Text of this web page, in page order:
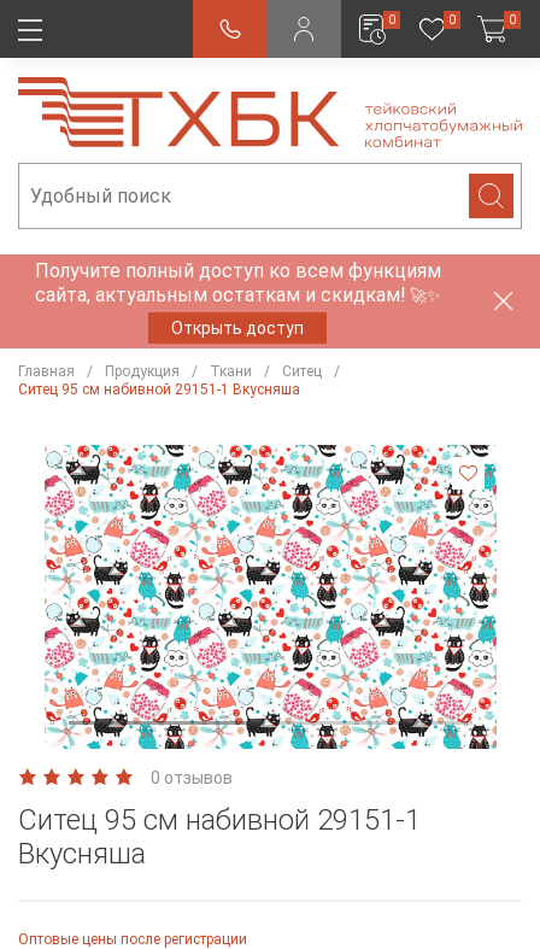
0 0 0
Получите полный доступ ко всем функциям
сайта, актуальным остаткам и скидкам! 🚀✨
Открыть доступ
Главная Продукция Ткани
Ситец
Ситец 95 см набивной 29151-1 Вкусняша
0 отзывов
Ситец 95 см набивной 29151-1
Вкусняша
Оптовые цены после регистрации